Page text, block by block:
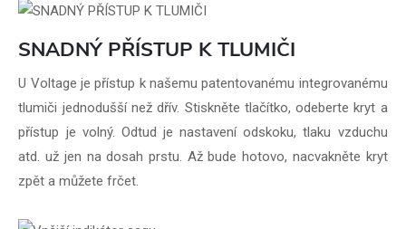
SNADNÝ PŘÍSTUP K TLUMIČI
U Voltage je přístup k našemu patentovanému integrovanému
tlumiči jednodušší než dřív. Stiskněte tlačítko, odeberte kryt a
přístup je volný. Odtud je nastavení odskoku, tlaku vzduchu
atd. už jen na dosah prstu. Až bude hotovo, nacvakněte kryt
zpět a můžete frčet.